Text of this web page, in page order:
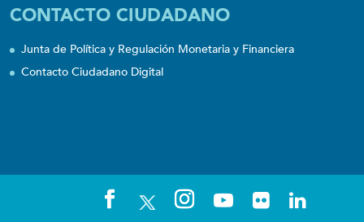
CONTACTO CIUDADANO
Junta de Política y Regulación Monetaria y Financiera
Contacto Ciudadano Digital